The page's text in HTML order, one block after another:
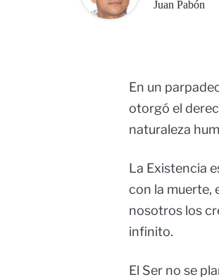
Juan Pabón
En un
otorgó el
naturaleza
La Existencia
con la muerte,
nosotros los
infinito.
El Ser no se